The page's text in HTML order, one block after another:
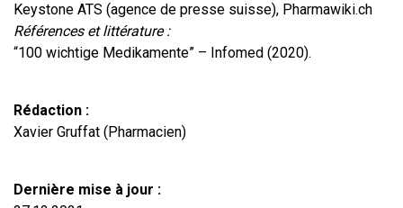
Keystone ATS (agence de presse suisse), Pharmawiki.ch
Références et littérature :
“100 wichtige Medikamente” – Infomed (2020).
Rédaction :
Xavier Gruffat (Pharmacien)
Dernière mise à jour :